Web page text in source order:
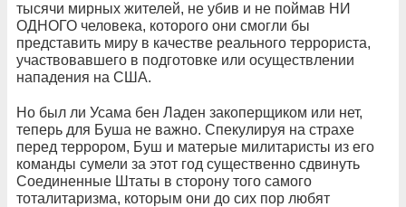
тысячи мирных жителей, не убив и не поймав НИ
ОДНОГО человека, которого они смогли бы
представить миру в качестве реального террориста,
участвовавшего в подготовке или осуществлении
нападения на США.
Но был ли Усама бен Ладен закоперщиком или нет,
теперь для Буша не важно. Спекулируя на страхе
перед террором, Буш и матерые милитаристы из его
команды сумели за этот год существенно сдвинуть
Соединенные Штаты в сторону того самого
тоталитаризма, которым они до сих пор любят